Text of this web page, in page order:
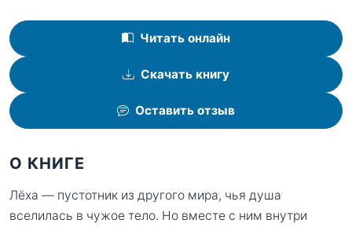
Читать онлайн
Скачать книгу
Оставить отзыв
О КНИГЕ
Лёха — пустотник из другого мира, чья душа
вселилась в чужое тело. Но вместе с ним внутри